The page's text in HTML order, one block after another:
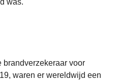
was.
brandverzekeraar voor
waren er wereldwijd een